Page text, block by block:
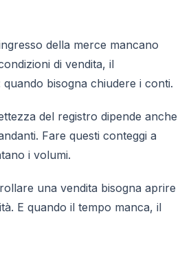
della merce mancano
di vendita, il
bisogna chiudere i conti.
del registro dipende anche
Fare questi conteggi a
i volumi.
una vendita bisogna aprire
E quando il tempo manca, il